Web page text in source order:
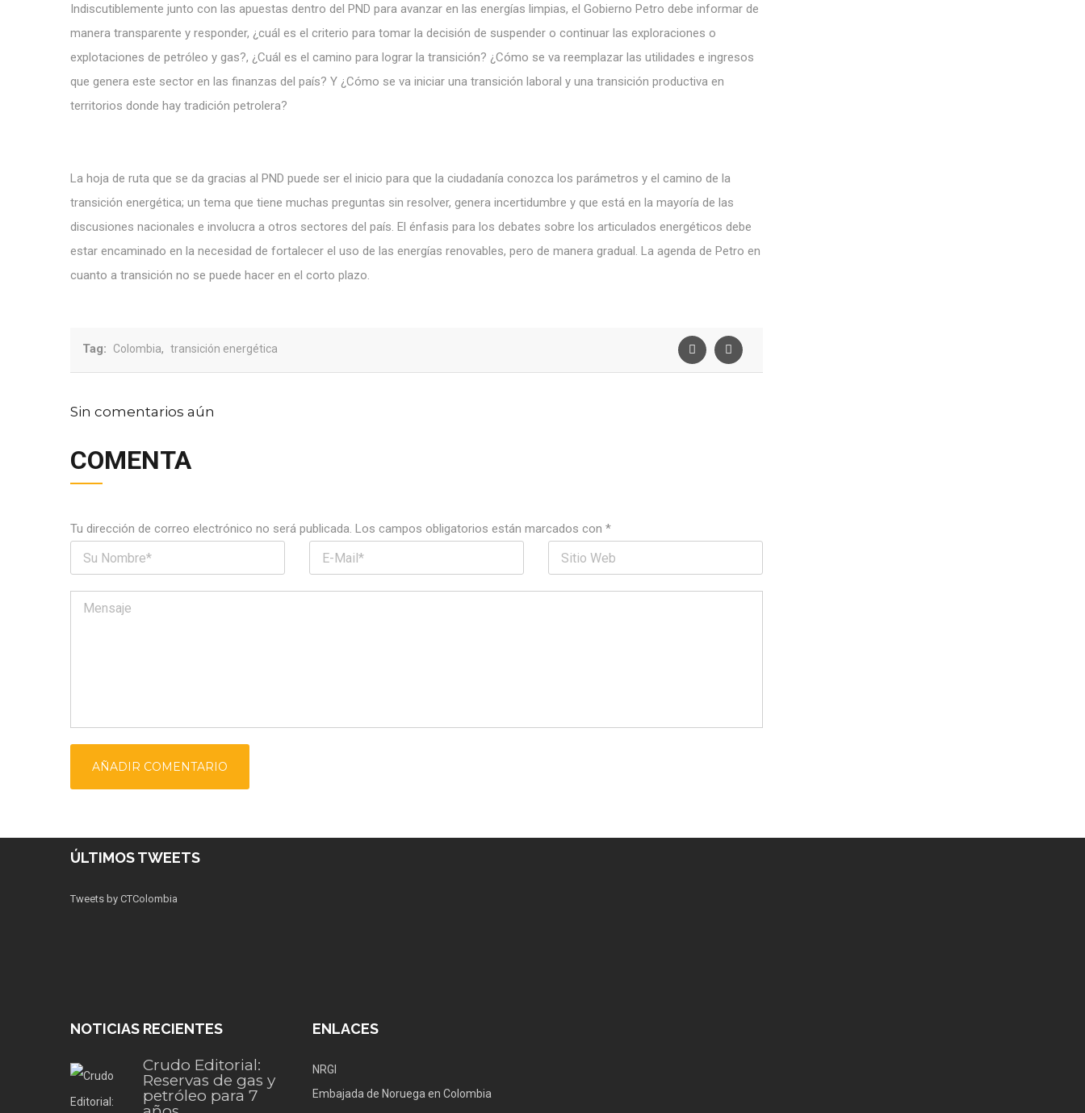
Indiscutiblemente junto con las apuestas dentro del PND para avanzar en las energías limpias, el Gobierno Petro debe informar de
manera transparente y responder, ¿cuál es el criterio para tomar la decisión de suspender o continuar las exploraciones o
explotaciones de petróleo y gas?, ¿Cuál es el camino para lograr la transición? ¿Cómo se va reemplazar las utilidades e ingresos
que genera este sector en las finanzas del país? Y ¿Cómo se va iniciar una transición laboral y una transición productiva en
territorios donde hay tradición petrolera?
La hoja de ruta que se da gracias al PND puede ser el inicio para que la ciudadanía conozca los parámetros y el camino de la
transición energética; un tema que tiene muchas preguntas sin resolver, genera incertidumbre y que está en la mayoría de las
discusiones nacionales e involucra a otros sectores del país. El énfasis para los debates sobre los articulados energéticos debe
estar encaminado en la necesidad de fortalecer el uso de las energías renovables, pero de manera gradual. La agenda de Petro en
cuanto a transición no se puede hacer en el corto plazo.
Tag: Colombia, transición energética
Sin comentarios aún
COMENTA
Tu dirección de correo electrónico no será publicada. Los campos obligatorios están marcados con *
ÚLTIMOS TWEETS
Tweets by CTColombia
NOTICIAS RECIENTES
Crudo Editorial:
Reservas de gas y
petróleo para 7
ENLACES
NRGI
Embajada de Noruega en Colombia